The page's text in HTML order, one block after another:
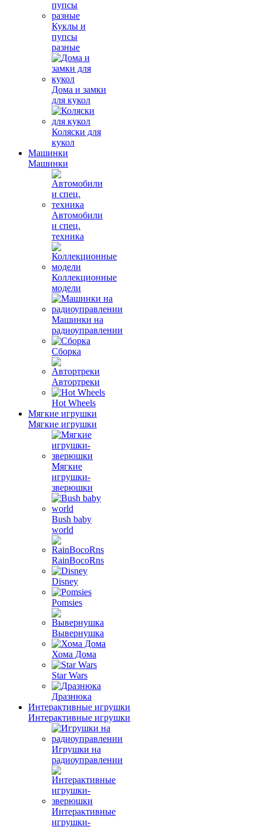
Куклы и
пупсы
разные
Дома и замки
для кукол
Коляски для
кукол
Машинки
Машинки
Автомобили
и спец.
техника
Коллекционные
модели
Машинки на
радиоуправлении
Сборка
Автортреки
Hot Wheels
Мягкие игрушки
Мягкие игрушки
Мягкие
игрушки-
зверюшки
Bush baby
world
RainBocoRns
Disney
Pomsies
Вывернушка
Хома Дома
Star Wars
Дразнюка
Интерактивные игрушки
Интерактивные игрушки
Игрушки на
радиоуправлении
Интерактивные
игрушки-